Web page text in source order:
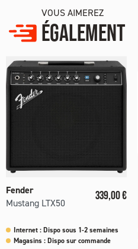
VOUS AIMEREZ
ÉGALEMENT
Fender
Mustang LTX50
Prix
339,00 €
Internet : Dispo sous 1-2 semaines
Magasins : Dispo sur commande